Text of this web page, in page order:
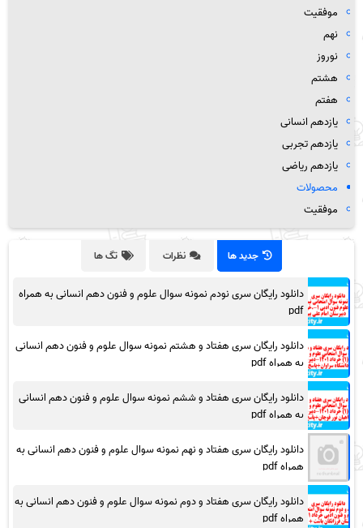
موفقیت
نهم
نوروز
هشتم
هفتم
یازدهم انسانی
یازدهم تجربی
یازدهم ریاضی
محصولات
موفقیت
جدید ها نظرات تگ ها
دانلود رایگان سری نودم نمونه سوال علوم و فنون دهم انسانی به همراه
pdf
دانلود رایگان سری هفتاد و هشتم نمونه سوال علوم و فنون دهم انسانی
به همراه pdf
دانلود رایگان سری هفتاد و ششم نمونه سوال علوم و فنون دهم انسانی
به همراه pdf
دانلود رایگان سری هفتاد و نهم نمونه سوال علوم و فنون دهم انسانی به
همراه pdf
دانلود رایگان سری هفتاد و دوم نمونه سوال علوم و فنون دهم انسانی به
همراه pdf